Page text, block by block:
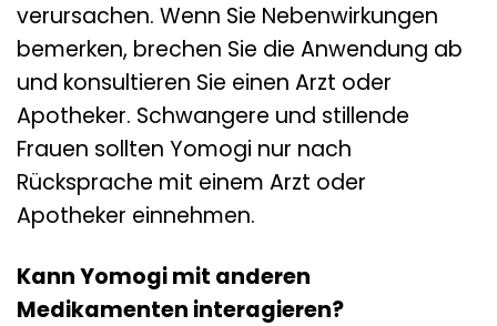
verursachen. Wenn Sie Nebenwirkungen
bemerken, brechen Sie die Anwendung ab
und konsultieren Sie einen Arzt oder
Apotheker. Schwangere und stillende
Frauen sollten Yomogi nur nach
Rücksprache mit einem Arzt oder
Apotheker einnehmen.
Kann Yomogi mit anderen
Medikamenten interagieren?